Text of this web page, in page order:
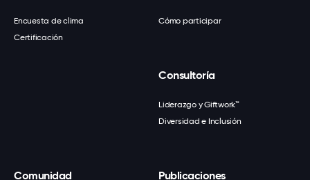
Encuesta de clima
Certificación
Cómo participar
Consultoría
Liderazgo y Giftwork™
Diversidad e Inclusión
Comunidad Publicaciones